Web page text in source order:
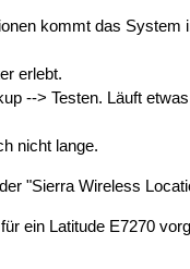
kommt das
erlebt.
--> Testen. Läuft
nicht lange.
"Sierra Wireless
ein Latitude E7270